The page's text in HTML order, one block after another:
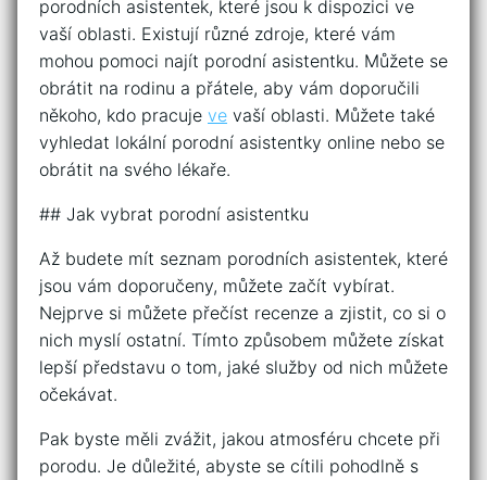
porodních asistentek, které jsou k dispozici ve
vaší oblasti. Existují různé zdroje, které vám
mohou pomoci najít porodní asistentku. Můžete se
obrátit na rodinu a přátele, aby vám doporučili
někoho, kdo pracuje ve vaší oblasti. Můžete také
vyhledat lokální porodní asistentky online nebo se
obrátit na svého lékaře.
## Jak vybrat porodní asistentku
Až budete mít seznam porodních asistentek, které
jsou vám doporučeny, můžete začít vybírat.
Nejprve si můžete přečíst recenze a zjistit, co si o
nich myslí ostatní. Tímto způsobem můžete získat
lepší představu o tom, jaké služby od nich můžete
očekávat.
Pak byste měli zvážit, jakou atmosféru chcete při
porodu. Je důležité, abyste se cítili pohodlně s